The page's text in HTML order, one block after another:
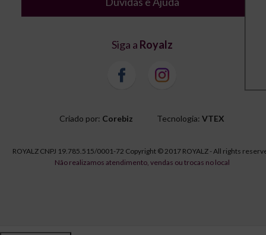
Siga a Royalz
Criado por: Corebiz Tecnologia: VTEX
ROYALZ CNPJ 19.785.515/0001-72 Copyright © 2017 ROYALZ - All rights
Não realizamos atendimento, vendas ou trocas no local